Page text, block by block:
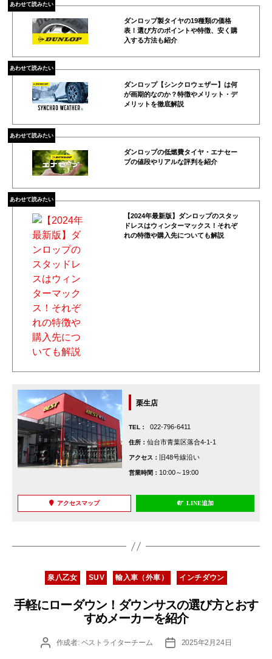
あわせて読みたい
ダンロップ製タイヤの19種類の価格
表！選び方のポイントや特徴、安く購
入する方法も紹介
あわせて読みたい
ダンロップ【シンクロウェザー】は何
が画期的なのか？特徴やメリット・デ
メリットを徹底解説
あわせて読みたい
ダンロップの低燃費タイヤ・エナセー
ブの値段やリアルな評判を紹介
あわせて読みたい
【2024年最新版】ダンロップのスタッ
ドレスはウィンターマックス！それぞ
れの特徴や購入先についても解説
栗生店
TEL： 022-796-6411
住所：仙台市青葉区落合4-1-1
アクセス： 旧48号線沿い
営業時間：10:00～19:00
アクセスマップ LINE追加
カ
テ
ゴ
リ
ー
泉八乙女 SUV 輸入車（外車） インチダウン
手軽にローダウン！ダウンサスの選び方とおす
すめメーカーを紹介
投
作成者: ベストライターチーム
投
2025年2月24日